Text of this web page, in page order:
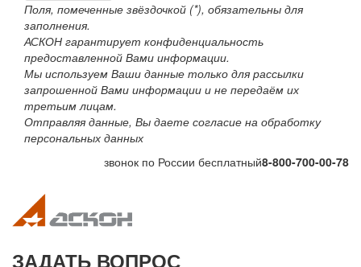
Поля, помеченные звёздочкой (*), обязательны для
заполнения.
АСКОН гарантирует конфиденциальность
предоставленной Вами информации.
Мы используем Ваши данные только для рассылки
запрошенной Вами информации и не передаём их
третьим лицам.
Отправляя данные, Вы даете согласие на обработку
персональных данных
звонок по России бесплатный8-800-700-00-78
ЗАДАТЬ ВОПРОС